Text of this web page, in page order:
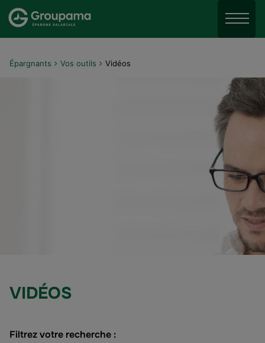
Aller au menu
Aller au contenu
Menu
Épargnants Vos outils Vidéos
VIDÉOS
Filtrez votre recherche :